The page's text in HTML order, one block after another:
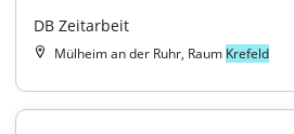
DB Zeitarbeit
Mülheim an der Ruhr, Raum Krefeld